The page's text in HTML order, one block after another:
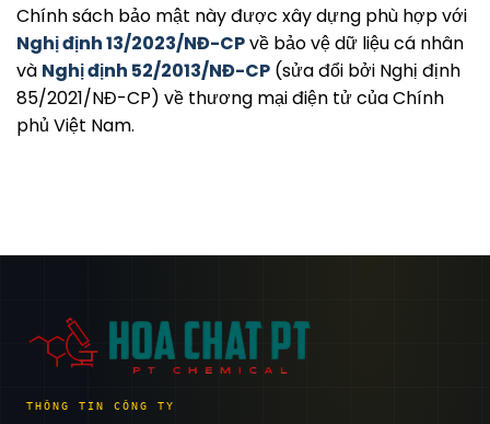
Chính sách bảo mật này được xây dựng phù hợp với
Nghị định 13/2023/NĐ-CPvề bảo vệ dữ liệu cá nhân
và Nghị định 52/2013/NĐ-CP (sửa đổi bởi Nghị định
85/2021/NĐ-CP) về thương mại điện tử của Chính
phủ Việt Nam.
THÔNG TIN CÔNG TY